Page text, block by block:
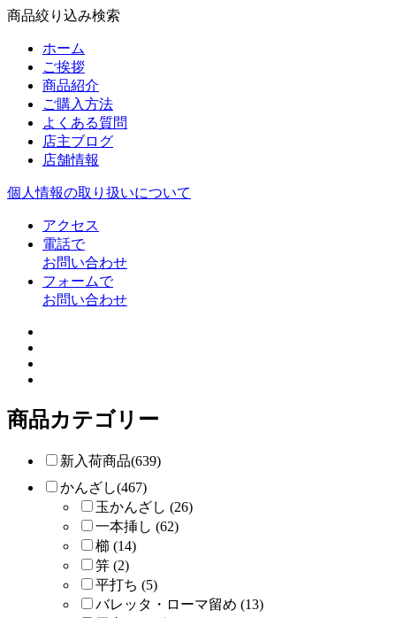
商品絞り込み検索
ホーム
ご挨拶
商品紹介
ご購入方法
よくある質問
店主ブログ
店舗情報
個人情報の取り扱いについて
アクセス
電話で
お問い合わせ
フォームで
お問い合わせ
商品カテゴリー
新入荷商品(639)
かんざし(467)
玉かんざし (26)
一本挿し (62)
櫛 (14)
笄 (2)
平打ち (5)
バレッタ・ローマ留め (13)